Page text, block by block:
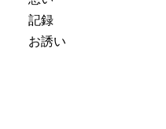
記録
お誘い